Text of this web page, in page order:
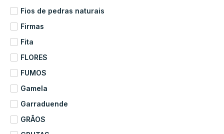
Fios de pedras naturais
Firmas
Fita
FLORES
FUMOS
Gamela
Garraduende
GRÃOS